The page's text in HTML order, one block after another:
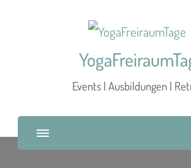
Events | Ausbildungen |